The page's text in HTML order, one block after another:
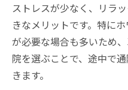
通いやすさ重視
のコツ
効果と利便性を
審美ケアはアク
ストレスが少なく、リラ
きなメリットです。特に
が必要な場合も多いため
院を選ぶことで、途中で
きます。